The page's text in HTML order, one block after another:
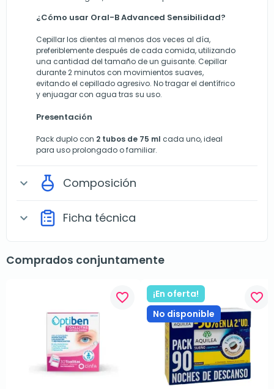
¿Cómo usar Oral-B Advanced Sensibilidad?
Cepillar los dientes al menos dos veces al día,
preferiblemente después de cada comida, utilizando
una cantidad del tamaño de un guisante. Cepillar
durante 2 minutos con movimientos suaves,
evitando el cepillado agresivo. No tragar el dentífrico
y enjuagar con agua tras su uso.
Presentación
Pack duplo con 2 tubos de 75 ml cada uno, ideal
para uso prolongado o familiar.
expand_more Composición
expand_more Ficha técnica
Comprados conjuntamente
favorite_border
¡En oferta!
No disponible
favorite_border